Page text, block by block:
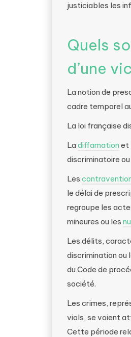
justiciables les
Quels
d’une
La notion de
cadre temporel
La loi française
La diffamation et
discriminatoire
Les
le délai de
regroupe les
mineures ou les
Les délits,
discrimination ou
du Code de
société.
Les crimes,
viols, se voient
Cette période